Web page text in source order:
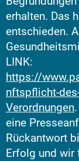
erhalten. Das
entschieden.
LINK:
https://
nftspflicht-
Verordnungen
eine
Rückantwort
Erfolg und wir